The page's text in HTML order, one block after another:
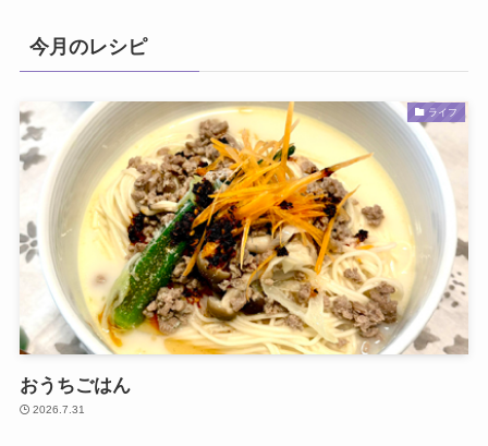
今月のレシピ
ライフ
おうちごはん
2026.7.31